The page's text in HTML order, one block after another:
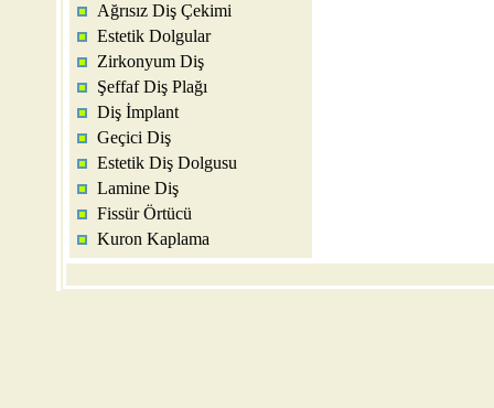
Ağrısız Diş Çekimi
Estetik Dolgular
Zirkonyum Diş
Şeffaf Diş Plağı
Diş İmplant
Geçici Diş
Estetik Diş Dolgusu
Lamine Diş
Fissür Örtücü
Kuron Kaplama